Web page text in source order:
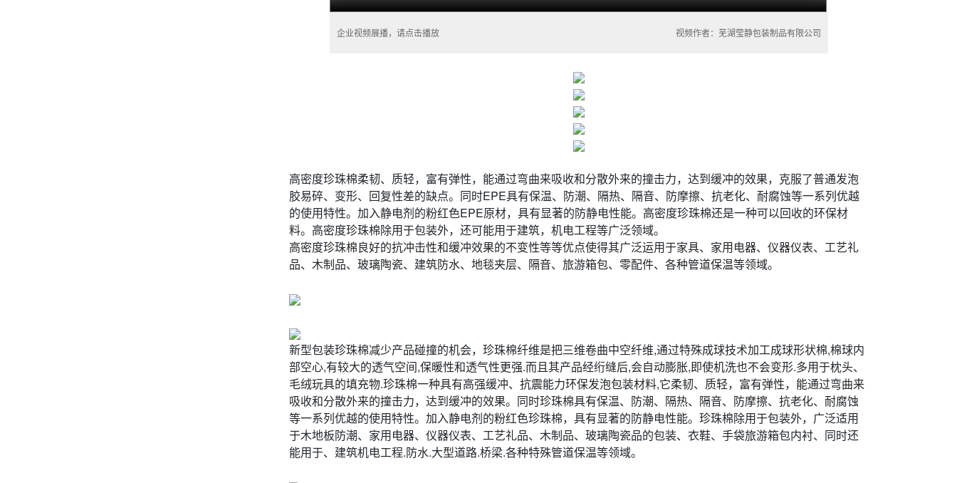
企业视频展播，请点击播放 视频作者：芜湖莹静包装制品有限公司
高密度珍珠棉柔韧、质轻，富有弹性，能通过弯曲来吸收和分散外来的撞击力，达到缓冲的效果，克服了普通发泡
胶易碎、变形、回复性差的缺点。同时EPE具有保温、防潮、隔热、隔音、防摩擦、抗老化、耐腐蚀等一系列优越
的使用特性。加入静电剂的粉红色EPE原材，具有显著的防静电性能。高密度珍珠棉还是一种可以回收的环保材
料。高密度珍珠棉除用于包装外，还可能用于建筑，机电工程等广泛领域。
高密度珍珠棉良好的抗冲击性和缓冲效果的不变性等等优点使得其广泛运用于家具、家用电器、仪器仪表、工艺礼
品、木制品、玻璃陶瓷、建筑防水、地毯夹层、隔音、旅游箱包、零配件、各种管道保温等领域。
新型包装珍珠棉减少产品碰撞的机会，珍珠棉纤维是把三维卷曲中空纤维,通过特殊成球技术加工成球形状棉,棉球内
部空心,有较大的透气空间,保暖性和透气性更强.而且其产品经绗缝后,会自动膨胀,即使机洗也不会变形.多用于枕头、
毛绒玩具的填充物.珍珠棉一种具有高强缓冲、抗震能力环保发泡包装材料,它柔韧、质轻，富有弹性，能通过弯曲来
吸收和分散外来的撞击力，达到缓冲的效果。同时珍珠棉具有保温、防潮、隔热、隔音、防摩擦、抗老化、耐腐蚀
等一系列优越的使用特性。加入静电剂的粉红色珍珠棉，具有显著的防静电性能。珍珠棉除用于包装外，广泛适用
于木地板防潮、家用电器、仪器仪表、工艺礼品、木制品、玻璃陶瓷品的包装、衣鞋、手袋旅游箱包内衬、同时还
能用于、建筑机电工程.防水.大型道路.桥梁.各种特殊管道保温等领域。